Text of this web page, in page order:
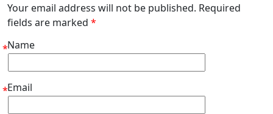
Your email address will not be published. Required
fields are marked *
Name
*
Email
*